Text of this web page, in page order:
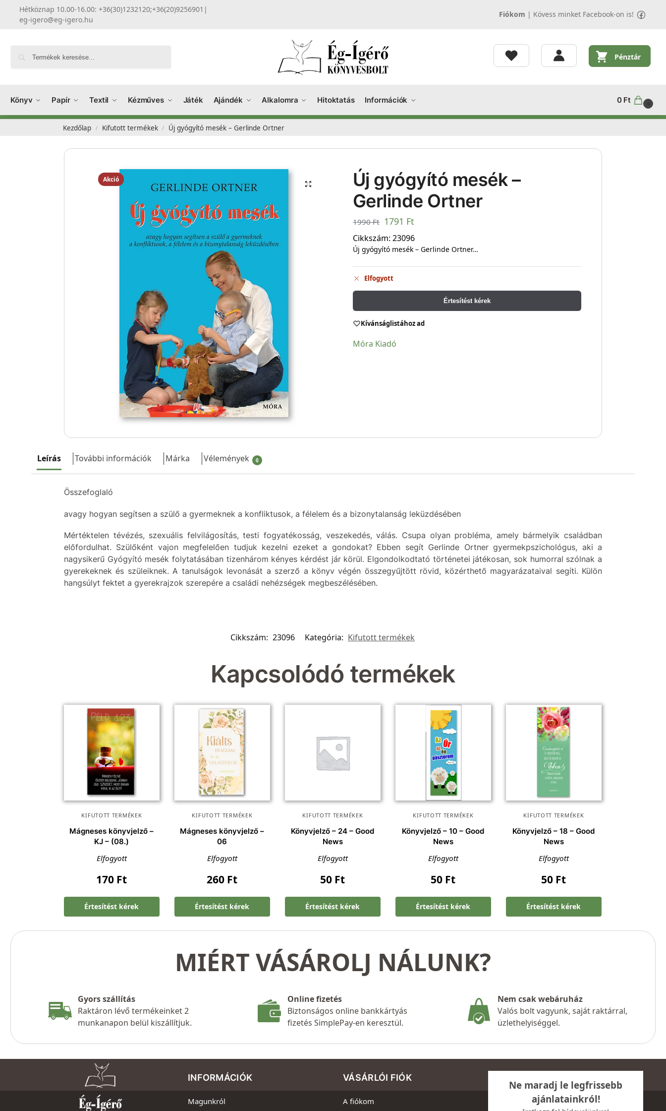
Hétköznap 10.00-16.00: +36(30)1232120;+36(20)9256901 |
eg-igero@eg-igero.hu
Fiókom | Kövess minket Facebook-on is!
Pénztár
Könyv Papír Textil Kézműves Játék Ajándék Alkalomra Hitoktatás Információk 0 Ft 0
Kezdőlap / Kifutott termékek / Új gyógyító mesék – Gerlinde Ortner
Akció
Új gyógyító mesék –
Gerlinde Ortner
1990Ft 1791 Ft
Cikkszám: 23096
Új gyógyító mesék – Gerlinde Ortner…
Elfogyott
Értesítést kérek
Kívánságlistához ad
Móra Kiadó
Leírás További információk Márka Vélemények 0
Összefoglaló
avagy hogyan segítsen a szülő a gyermeknek a konfliktusok, a félelem és a bizonytalanság leküzdésében
Mértéktelen tévézés, szexuális felvilágosítás, testi fogyatékosság, veszekedés, válás. Csupa olyan probléma, amely bármelyik családban
előfordulhat. Szülőként vajon megfelelően tudjuk kezelni ezeket a gondokat? Ebben segít Gerlinde Ortner gyermekpszichológus, aki a
nagysikerű Gyógyító mesék folytatásában tizenhárom kényes kérdést jár körül. Elgondolkodtató történetei játékosan, sok humorral szólnak a
gyerekeknek és szüleiknek. A tanulságok levonását a szerző a könyv végén összegyűjtött rövid, közérthető magyarázataival segíti. Külön
hangsúlyt fektet a gyerekrajzok szerepére a családi nehézségek megbeszélésében.
Cikkszám: 23096 Kategória: Kifutott termékek
Kapcsolódó termékek
KIFUTOTT TERMÉKEK
Mágneses könyvjelző –
KJ – (08.)
Elfogyott
170 Ft
Értesítést kérek
KIFUTOTT TERMÉKEK
Mágneses könyvjelző –
06
Elfogyott
260 Ft
Értesítést kérek
KIFUTOTT TERMÉKEK
Könyvjelző – 24 – Good
News
Elfogyott
50 Ft
Értesítést kérek
KIFUTOTT TERMÉKEK
Könyvjelző – 10 – Good
News
Elfogyott
50 Ft
Értesítést kérek
KIFUTOTT TERMÉKEK
Könyvjelző – 18 – Good
News
Elfogyott
50 Ft
Értesítést kérek
MIÉRT VÁSÁROLJ NÁLUNK?
Gyors szállítás
Raktáron lévő termékeinket 2
munkanapon belül kiszállítjuk.
Online fizetés
Biztonságos online bankkártyás
fizetés SimplePay-en keresztül.
Nem csak webáruház
Valós bolt vagyunk, saját raktárral,
üzlethelyiséggel.
INFORMÁCIÓK
Magunkról
VÁSÁRLÓI FIÓK
A fiókom
Ne maradj le legfrissebb
ajánlatainkról!